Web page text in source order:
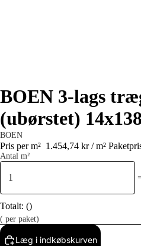
BOEN 3-lags
(ubørstet)
BOEN
Pris per m² 1.454,74 kr / m²
Antal m²
Totalt: ()
( per paket)
Læg i indkøbskurven